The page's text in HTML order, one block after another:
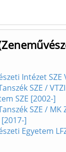
Intézet SZE
SZE /
SZE [2002-]
SZE / MK
]
Egyetem